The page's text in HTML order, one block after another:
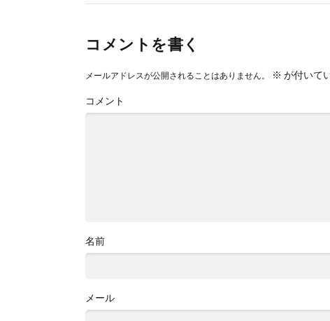
コメントを書く
メールアドレスが公開されることはありません。 ※ が付いて
コメント
名前
メール